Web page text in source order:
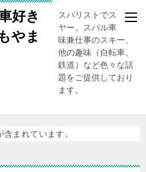
好き
やま
スバリストでスキー
ヤー。スバル車、趣
味兼仕事のスキー、
他の趣味（自転車、
鉄道）など色々な話
題をご提供しており
ます。
まれています。